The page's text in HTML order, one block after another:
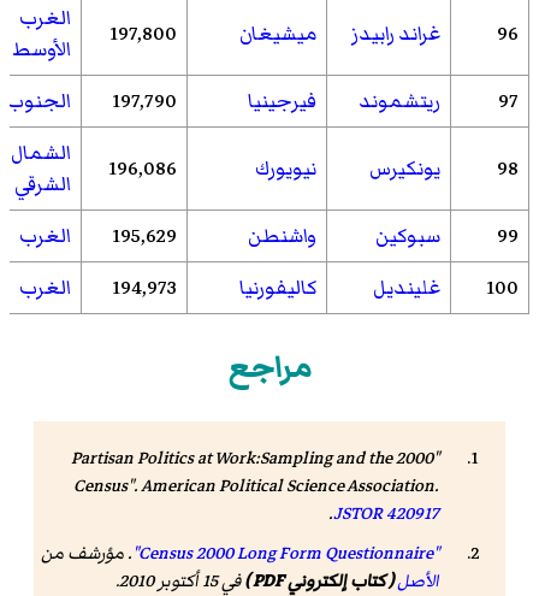
96 غراند رابيدز ميشيغان 197,800
الغرب
الأوسط
97
ريتشموند فيرجينيا 197,790 الجنوب
98 يونكيرس نيويورك 196,086
الشمال
الشرقي
99
سبوكين واشنطن 195,629
الغرب
100
غلينديل كاليفورنيا 194,973 الغرب
مراجع
"Partisan Politics at Work:Sampling and the 2000
Census". American Political Science Association.
JSTOR420917
.
"Census 2000 Long Form Questionnaire"
. مؤرشف من
الأصل( كتاب إلكتروني PDF ) في 15 أكتوبر 2010
.